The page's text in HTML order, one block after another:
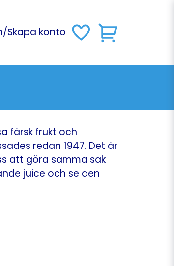
/Skapa konto
färsk frukt och
redan 1947. Det är
att göra samma sak
juice och se den